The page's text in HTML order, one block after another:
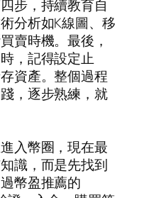
步，持續教育自
分析如K線圖、移
賣時機。最後，
，記得設定止
資產。整個過程
，逐步熟練，就
入幣圈，現在最
識，而是先找到
幣盈推薦的